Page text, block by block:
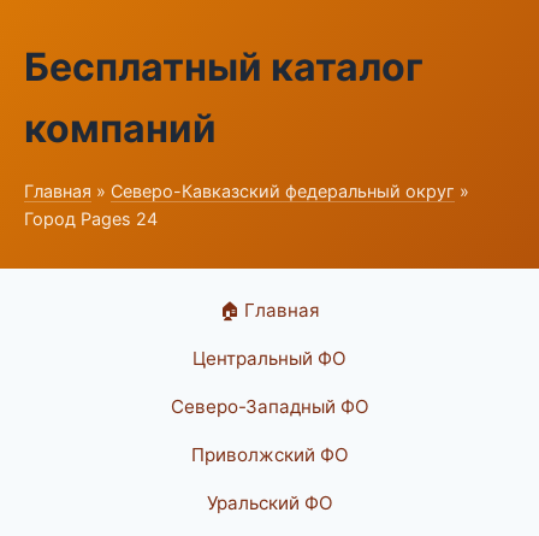
Бесплатный каталог
компаний
Главная » Северо-Кавказский федеральный округ »
Город Pages 24
🏠 Главная
Центральный ФО
Северо-Западный ФО
Приволжский ФО
Уральский ФО